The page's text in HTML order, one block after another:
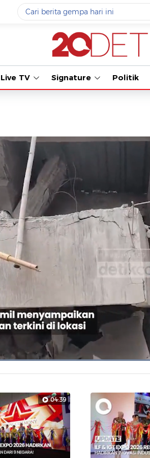
Yang sedang ramai dicari
data live draw sgp
#3prabowo
Promoted
Terakhir yang dicari
Loading...
Live TV Signature Politik
Dimuat:
04:39